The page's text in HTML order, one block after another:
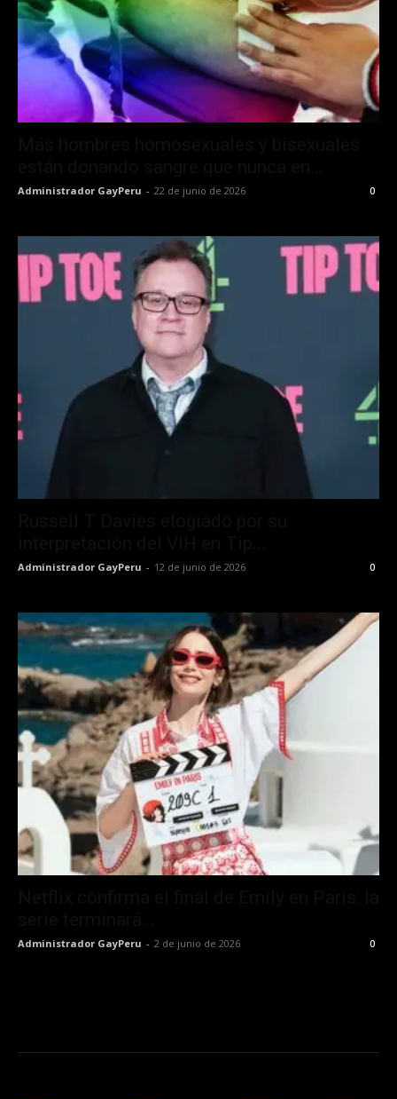
Administrador GayPeru - 22 de junio de 2026 0
Administrador GayPeru - 12 de junio de 2026 0
Administrador GayPeru - 2 de junio de 2026 0